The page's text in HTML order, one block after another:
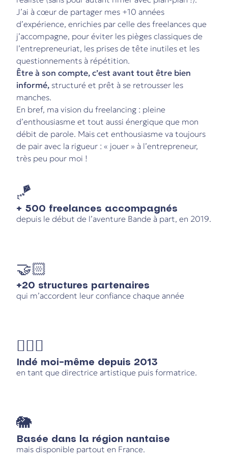
J’ai à cœur de partager mes +10 années
d’expérience, enrichies par celle des freelances que
j’accompagne, pour éviter les pièges classiques de
l’entrepreneuriat, les prises de tête inutiles et les
questionnements à répétition.
Être à son compte, c’est avant tout être bien
informé, structuré et prêt à se retrousser les
manches.
En bref, ma vision du freelancing : pleine
d’enthousiasme et tout aussi énergique que mon
débit de parole. Mais cet enthousiasme va toujours
de pair avec la rigueur : « jouer » à l’entrepreneur,
très peu pour moi !
🪁
+ 500 freelances accompagnés
depuis le début de l’aventure Bande à part, en 2019.
🤝🏻
+20 structures partenaires
qui m’accordent leur confiance chaque année
🙋🏻‍♀️
Indé moi-même depuis 2013
en tant que directrice artistique puis formatrice.
🐘
Basée dans la région nantaise
mais disponible partout en France.